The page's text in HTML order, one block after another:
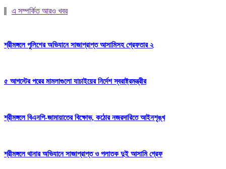
এ সম্পর্কিত আরও খবর
শ্রীমঙ্গলে পুলিশের অভিযানে সাজাপ্রাপ্ত আসামিসহ গ্রেফতার ২
৫ আগস্টের পরের মামলাগুলো যাচাইয়ের নির্দেশ স্বরাষ্ট্রমন্ত্রীর
শ্রীমঙ্গলে বিএনপি-জামায়াতের বিক্ষোভ, কঠোর নজরদারিতে আইনশৃঙ্খ
শ্রীমঙ্গলে থানার অভিযানে সাজাপ্রাপ্ত ও পলাতক দুই আসামি গ্রেফ